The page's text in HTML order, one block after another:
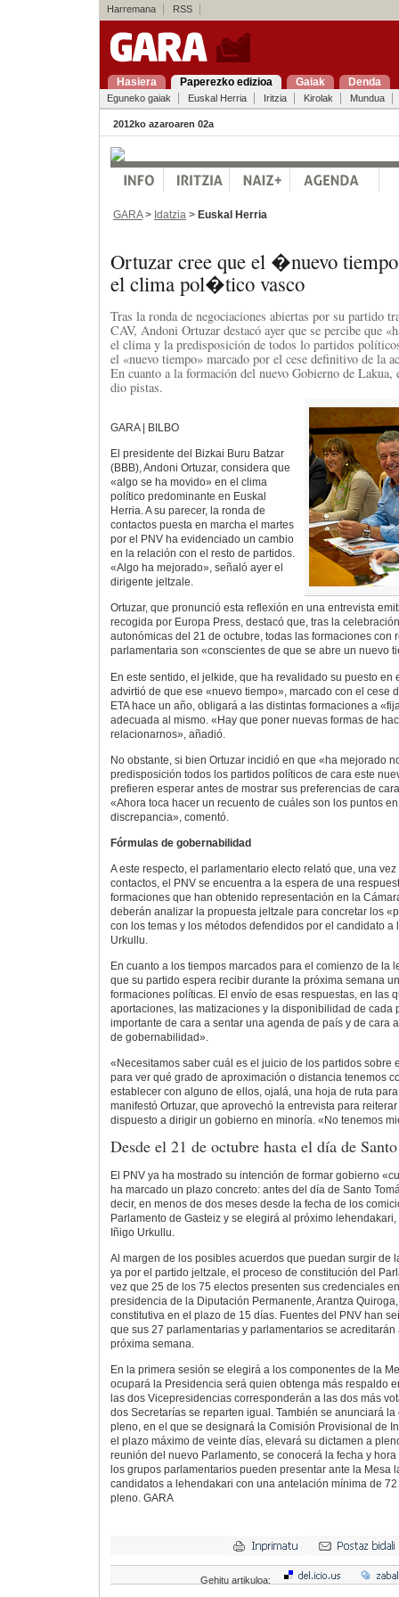
Harremana RSS
Hasiera Paperezko edizioa Gaiak Denda
Eguneko gaiak Euskal Herria Iritzia Kirolak Mundua
2012ko azaroaren 02a
GARA> Idatzia > Euskal Herria
Ortuzar cree que el �nuevo
el clima pol�tico vasco
Tras la ronda de negociaciones abiertas por su partido
CAV, Andoni Ortuzar destacó ayer que se percibe que
el clima y la predisposición de todos lo partidos
el «nuevo tiempo» marcado por el cese definitivo de la
En cuanto a la formación del nuevo Gobierno de
dio pistas.
GARA | BILBO
El presidente del Bizkai Buru Batzar
(BBB), Andoni Ortuzar, considera que
«algo se ha movido» en el clima
político predominante en Euskal
Herria. A su parecer, la ronda de
contactos puesta en marcha el martes
por el PNV ha evidenciado un cambio
en la relación con el resto de partidos.
«Algo ha mejorado», señaló ayer el
dirigente jeltzale.
Ortuzar, que pronunció esta reflexión en una entrevista
recogida por Europa Press, destacó que, tras la
autonómicas del 21 de octubre, todas las formaciones con
parlamentaria son «conscientes de que se abre un nuevo
En este sentido, el jelkide, que ha revalidado su puesto en
advirtió de que ese «nuevo tiempo», marcado con el cese
ETA hace un año, obligará a las distintas formaciones a
adecuada al mismo. «Hay que poner nuevas formas de
relacionarnos», añadió.
No obstante, si bien Ortuzar incidió en que «ha mejorado
predisposición todos los partidos políticos de cara este
prefieren esperar antes de mostrar sus preferencias de
«Ahora toca hacer un recuento de cuáles son los puntos
discrepancia», comentó.
Fórmulas de gobernabilidad
A este respecto, el parlamentario electo relató que, una
contactos, el PNV se encuentra a la espera de una
formaciones que han obtenido representación en la
deberán analizar la propuesta jeltzale para concretar los
con los temas y los métodos defendidos por el candidato a
Urkullu.
En cuanto a los tiempos marcados para el comienzo de la
que su partido espera recibir durante la próxima semana
formaciones políticas. El envío de esas respuestas, en las
aportaciones, las matizaciones y la disponibilidad de cada
importante de cara a sentar una agenda de país y de cara
de gobernabilidad».
«Necesitamos saber cuál es el juicio de los partidos sobre
para ver qué grado de aproximación o distancia tenemos
establecer con alguno de ellos, ojalá, una hoja de ruta
manifestó Ortuzar, que aprovechó la entrevista para
dispuesto a dirigir un gobierno en minoría. «No tenemos
Desde el 21 de octubre hasta el día de
El PNV ya ha mostrado su intención de formar gobierno
ha marcado un plazo concreto: antes del día de Santo
decir, en menos de dos meses desde la fecha de los
Parlamento de Gasteiz y se elegirá al próximo
Iñigo Urkullu.
Al margen de los posibles acuerdos que puedan surgir de
ya por el partido jeltzale, el proceso de constitución del
vez que 25 de los 75 electos presenten sus credenciales
presidencia de la Diputación Permanente, Arantza
constitutiva en el plazo de 15 días. Fuentes del PNV han
que sus 27 parlamentarias y parlamentarios se
próxima semana.
En la primera sesión se elegirá a los componentes de la
ocupará la Presidencia será quien obtenga más respaldo
las dos Vicepresidencias corresponderán a las dos más
dos Secretarías se reparten igual. También se anunciará
pleno, en el que se designará la Comisión Provisional de
el plazo máximo de veinte días, elevará su dictamen a
reunión del nuevo Parlamento, se conocerá la fecha y
los grupos parlamentarios pueden presentar ante la Mesa
candidatos a lehendakari con una antelación mínima de
pleno. GARA
Gehitu artikuloa: